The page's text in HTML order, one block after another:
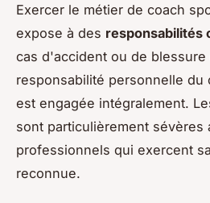
Exercer le métier de coach
expose à des responsabilités
cas d'accident ou de
responsabilité personnelle du
est engagée intégralement.
sont particulièrement sévères
professionnels qui exercent
reconnue.